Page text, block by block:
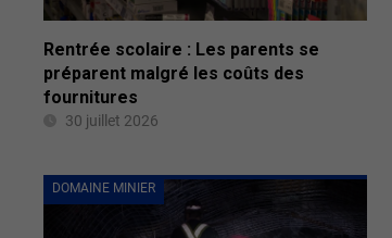
Rentrée scolaire : Les parents se
préparent malgré les coûts des
fournitures
30 juillet 2026
DOMAINE MINIER